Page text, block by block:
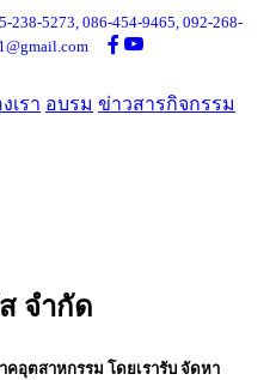
238-5273, 086-454-9465, 092-268-
เรา อบรม ข่าวสารกิจกรรม
จำกัด
คอุตสาหกรรม โดยเรารับ จัดหา